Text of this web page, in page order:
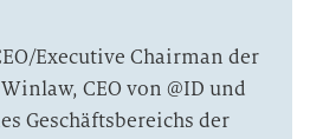
Executive Chairman der
CEO von @ID und
Geschäftsbereichs der